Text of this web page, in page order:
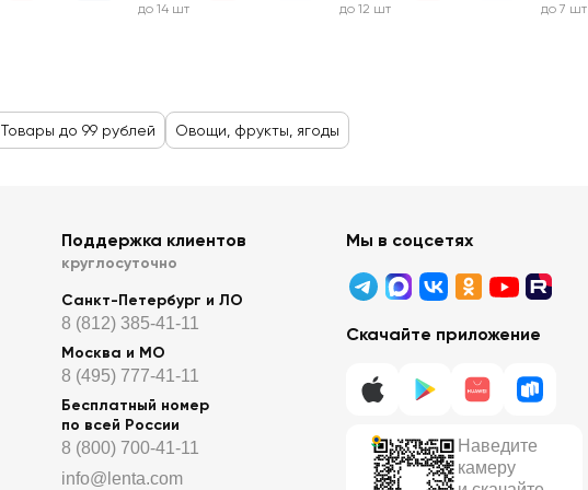
до 14 шт до 12 шт до 7 шт
Товары до 99 рублей Овощи, фрукты, ягоды
Поддержка клиентов
круглосуточно
Санкт-Петербург и ЛО
8 (812) 385-41-11
Москва и МО
8 (495) 777-41-11
Бесплатный номер
по всей России
8 (800) 700-41-11
info@lenta.com
Мы в соцсетях
Скачайте приложение
Наведите
камеру